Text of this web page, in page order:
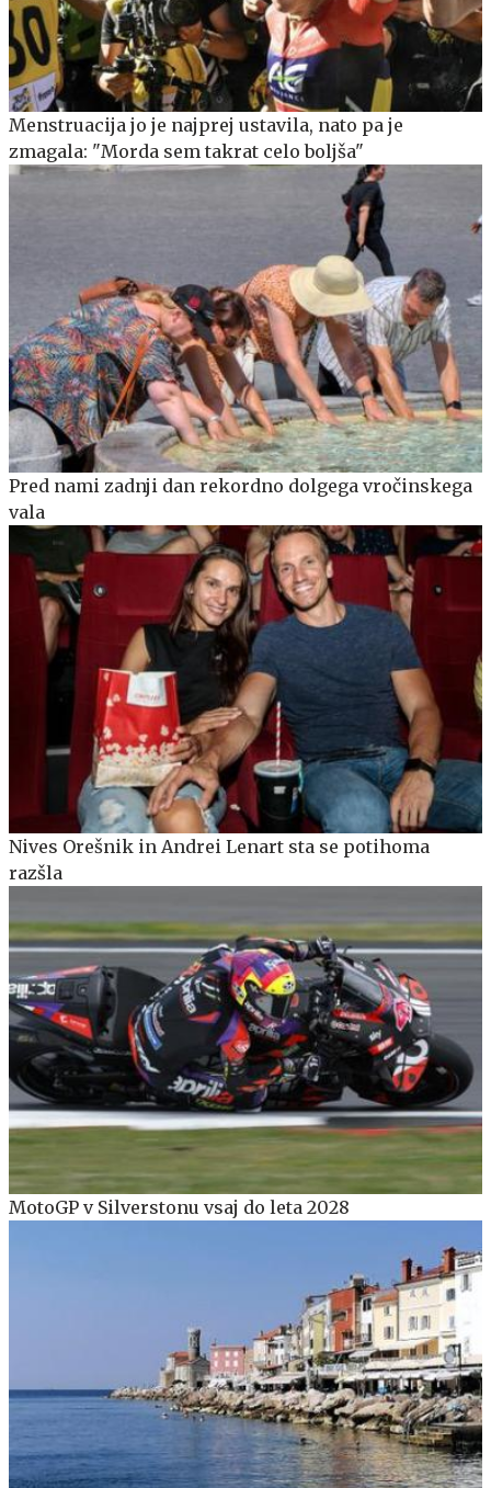
Menstruacija jo je najprej ustavila, nato pa je
zmagala: "Morda sem takrat celo boljša"
Pred nami zadnji dan rekordno dolgega vročinskega
vala
Nives Orešnik in Andrei Lenart sta se potihoma
razšla
MotoGP v Silverstonu vsaj do leta 2028